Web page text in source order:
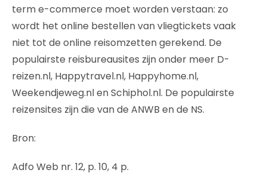
term e-commerce moet worden verstaan: zo
wordt het online bestellen van vliegtickets vaak
niet tot de online reisomzetten gerekend. De
populairste reisbureausites zijn onder meer D-
reizen.nl, Happytravel.nl, Happyhome.nl,
Weekendjeweg.nl en Schiphol.nl. De populairste
reizensites zijn die van de ANWB en de NS.
Bron:
Adfo Web nr. 12, p. 10, 4 p.